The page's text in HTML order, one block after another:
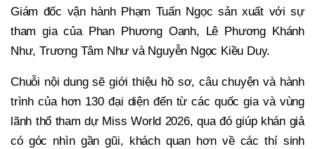
Giám đốc vận hành Phạm Tuấn Ngọc sản xuất với sự
tham gia của Phan Phương Oanh, Lê Phương Khánh
Như, Trương Tâm Như và Nguyễn Ngọc Kiều Duy.
Chuỗi nội dung sẽ giới thiệu hồ sơ, câu chuyện và hành
trình của hơn 130 đại diện đến từ các quốc gia và vùng
lãnh thổ tham dự Miss World 2026, qua đó giúp khán giả
có góc nhìn gần gũi, khách quan hơn về các thí sinh